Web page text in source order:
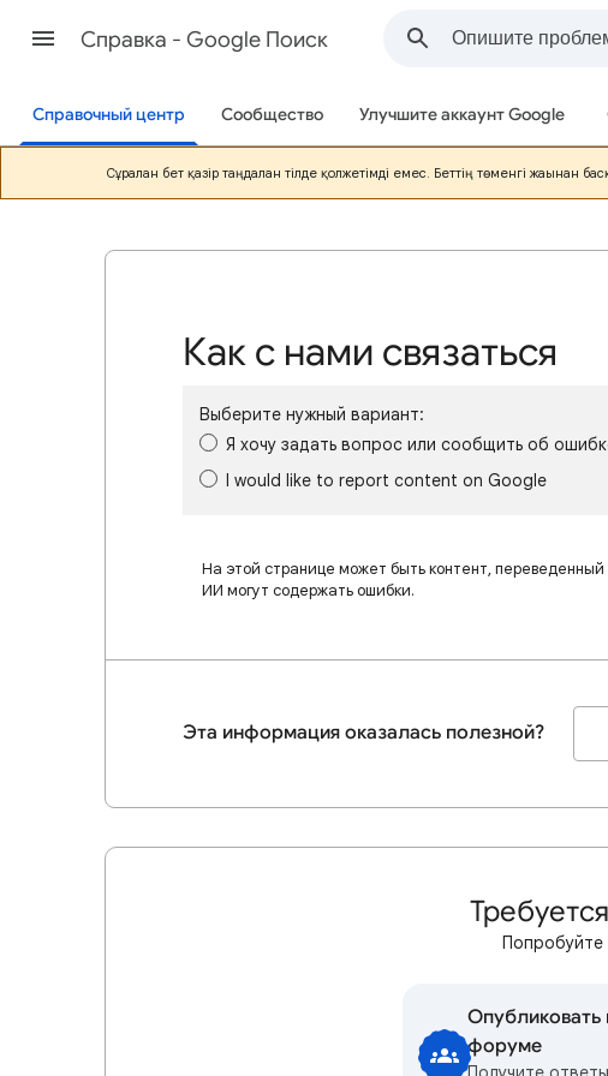
Cправка - Google Поиск
Справочный центр Сообщество Улучшите аккаунт Google
Сұралған бет қазір таңдалған тілде қолжетімді емес. Беттің төменгі жағынан
Как с нами связаться
Выберите нужный вариант:
Я хочу задать вопрос или сообщить об
I would like to report content on Google
На этой странице может быть контент,
ИИ могут содержать ошибки.
Эта информация оказалась полезной?
Опубликовать
форуме